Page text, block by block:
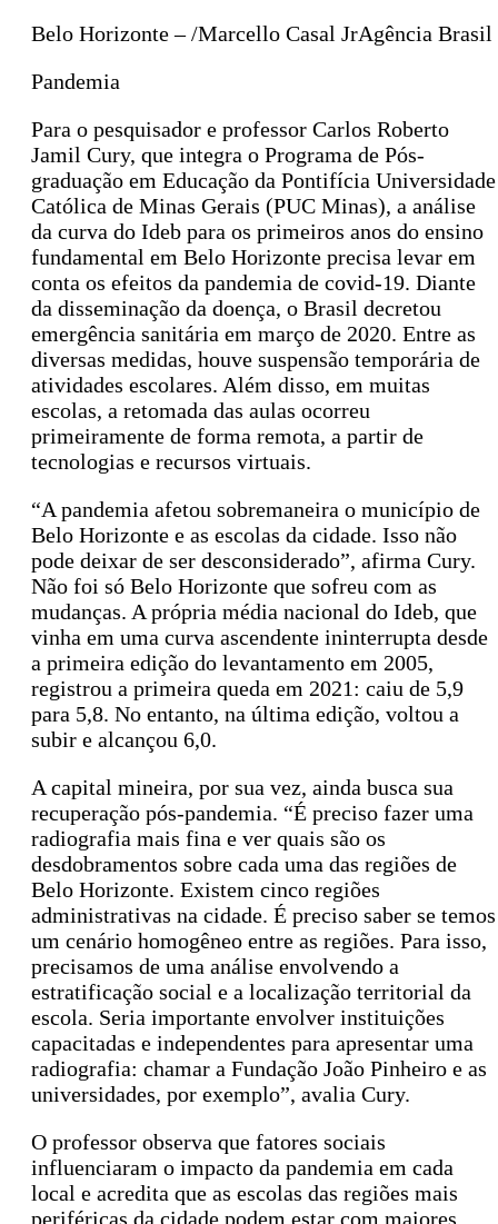
Belo Horizonte – /Marcello Casal JrAgência Brasil
Pandemia
Para o pesquisador e professor Carlos Roberto
Jamil Cury, que integra o Programa de Pós-
graduação em Educação da Pontifícia Universidade
Católica de Minas Gerais (PUC Minas), a análise
da curva do Ideb para os primeiros anos do ensino
fundamental em Belo Horizonte precisa levar em
conta os efeitos da pandemia de covid-19. Diante
da disseminação da doença, o Brasil decretou
emergência sanitária em março de 2020. Entre as
diversas medidas, houve suspensão temporária de
atividades escolares. Além disso, em muitas
escolas, a retomada das aulas ocorreu
primeiramente de forma remota, a partir de
tecnologias e recursos virtuais.
“A pandemia afetou sobremaneira o município de
Belo Horizonte e as escolas da cidade. Isso não
pode deixar de ser desconsiderado”, afirma Cury.
Não foi só Belo Horizonte que sofreu com as
mudanças. A própria média nacional do Ideb, que
vinha em uma curva ascendente ininterrupta desde
a primeira edição do levantamento em 2005,
registrou a primeira queda em 2021: caiu de 5,9
para 5,8. No entanto, na última edição, voltou a
subir e alcançou 6,0.
A capital mineira, por sua vez, ainda busca sua
recuperação pós-pandemia. “É preciso fazer uma
radiografia mais fina e ver quais são os
desdobramentos sobre cada uma das regiões de
Belo Horizonte. Existem cinco regiões
administrativas na cidade. É preciso saber se temos
um cenário homogêneo entre as regiões. Para isso,
precisamos de uma análise envolvendo a
estratificação social e a localização territorial da
escola. Seria importante envolver instituições
capacitadas e independentes para apresentar uma
radiografia: chamar a Fundação João Pinheiro e as
universidades, por exemplo”, avalia Cury.
O professor observa que fatores sociais
influenciaram o impacto da pandemia em cada
local e acredita que as escolas das regiões mais
periféricas da cidade podem estar com maiores